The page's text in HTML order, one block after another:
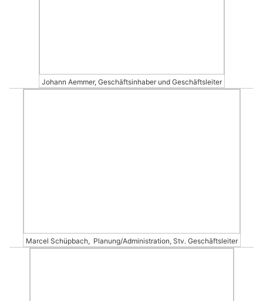
Johann Aemmer, Geschäftsinhaber und Geschäftsleiter
Marcel Schüpbach, Planung/Administration, Stv. Geschäftsleiter